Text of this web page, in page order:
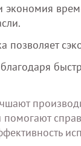
экономия
позволяет